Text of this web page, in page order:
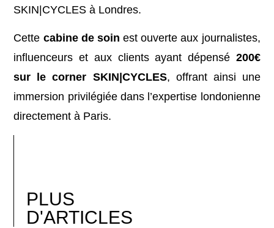
SKIN|CYCLES à Londres.
Cette cabine de soin est ouverte aux journalistes,
influenceurs et aux clients ayant dépensé 200€
sur le corner SKIN|CYCLES, offrant ainsi une
immersion privilégiée dans l’expertise londonienne
directement à Paris.
PLUS
D'ARTICLES